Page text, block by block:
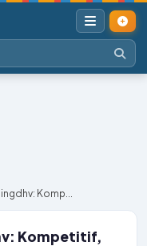
Komp...
Kompetitif,